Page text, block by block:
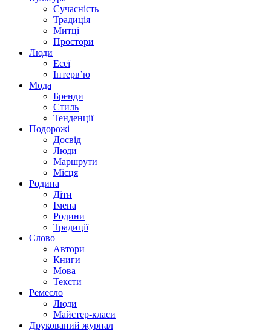
Сучасність
Традиція
Митці
Простори
Люди
Есеї
Інтерв’ю
Мода
Бренди
Стиль
Тенденції
Подорожі
Досвід
Люди
Маршрути
Місця
Родина
Діти
Імена
Родини
Традиції
Слово
Автори
Книги
Мова
Тексти
Ремесло
Люди
Майстер-класи
Друкований журнал